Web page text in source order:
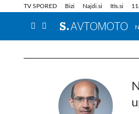
TV SPORED Bizi Najdi.si Itis.si
Info in obvestila